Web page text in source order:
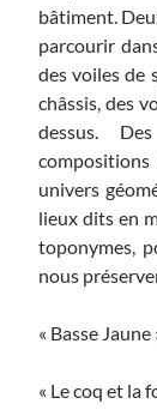
bâtiment.
parcourir
des voiles de
châssis, des
dessus.
univers
lieux dits en
toponymes,
nous
« Basse
« Le coq et la